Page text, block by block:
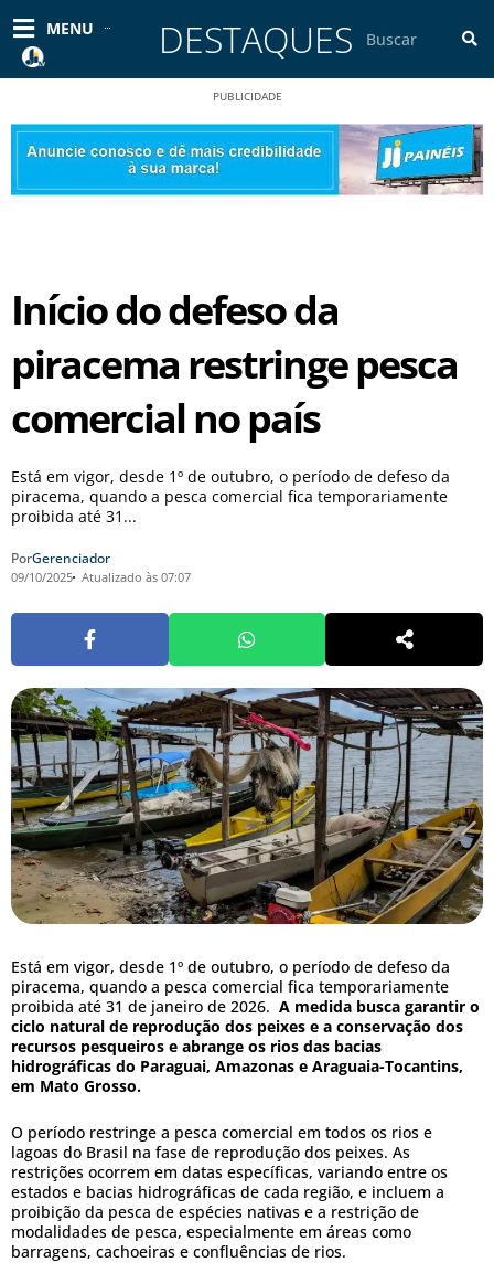
para
conteúdo
MENU DESTAQUES
PUBLICIDADE
Início do defeso da
piracema restringe pesca
comercial no país
Está em vigor, desde 1º de outubro, o período de defeso da
piracema, quando a pesca comercial fica temporariamente
proibida até 31...
PorGerenciador
09/10/2025 Atualizado às 07:07
Está em vigor, desde 1º de outubro, o período de defeso da
piracema, quando a pesca comercial fica temporariamente
proibida até 31 de janeiro de 2026. A medida busca garantir o
ciclo natural de reprodução dos peixes e a conservação dos
recursos pesqueiros e abrange os rios das bacias
hidrográficas do Paraguai, Amazonas e Araguaia-Tocantins,
em Mato Grosso.
O período restringe a pesca comercial em todos os rios e
lagoas do Brasil na fase de reprodução dos peixes. As
restrições ocorrem em datas específicas, variando entre os
estados e bacias hidrográficas de cada região, e incluem a
proibição da pesca de espécies nativas e a restrição de
modalidades de pesca, especialmente em áreas como
barragens, cachoeiras e confluências de rios.